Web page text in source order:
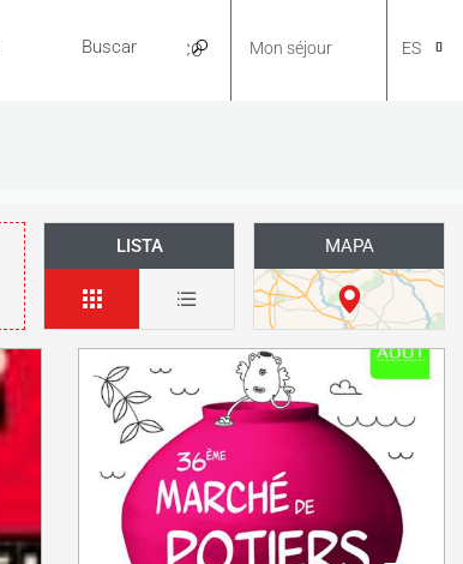
PRÁCTICO
EN
FR
ES
Mon séjour
LISTA MAPA